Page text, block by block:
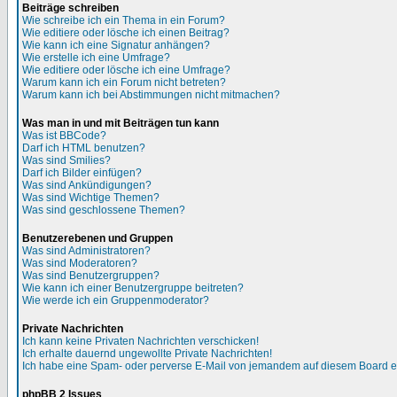
Beiträge schreiben
Wie schreibe ich ein Thema in ein Forum?
Wie editiere oder lösche ich einen Beitrag?
Wie kann ich eine Signatur anhängen?
Wie erstelle ich eine Umfrage?
Wie editiere oder lösche ich eine Umfrage?
Warum kann ich ein Forum nicht betreten?
Warum kann ich bei Abstimmungen nicht mitmachen?
Was man in und mit Beiträgen tun kann
Was ist BBCode?
Darf ich HTML benutzen?
Was sind Smilies?
Darf ich Bilder einfügen?
Was sind Ankündigungen?
Was sind Wichtige Themen?
Was sind geschlossene Themen?
Benutzerebenen und Gruppen
Was sind Administratoren?
Was sind Moderatoren?
Was sind Benutzergruppen?
Wie kann ich einer Benutzergruppe beitreten?
Wie werde ich ein Gruppenmoderator?
Private Nachrichten
Ich kann keine Privaten Nachrichten verschicken!
Ich erhalte dauernd ungewollte Private Nachrichten!
Ich habe eine Spam- oder perverse E-Mail von jemandem auf diesem Board
phpBB 2 Issues